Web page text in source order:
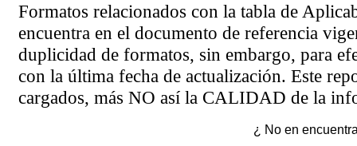
Formatos relacionados con la tabla de
encuentra en el documento de referencia
duplicidad de formatos, sin embargo, para
con la última fecha de actualización. Este
cargados, más NO así la CALIDAD de la
¿ No en